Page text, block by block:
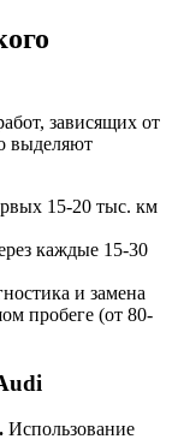
зависящих от
выделяют
15-20 тыс. км
каждые 15-30
и замена
пробеге (от 80-
Использование